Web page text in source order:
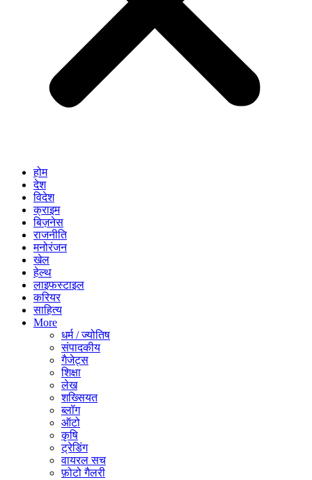
होम
देश
विदेश
क्राइम
बिज़नेस
राजनीति
मनोरंजन
खेल
हेल्थ
लाइफस्टाइल
करियर
साहित्य
More
धर्म / ज्योतिष
संपादकीय
गैजेट्स
शिक्षा
लेख
शख्सियत
ब्लॉग
ऑटो
कृषि
ट्रेडिंग
वायरल सच
फ़ोटो गैलरी